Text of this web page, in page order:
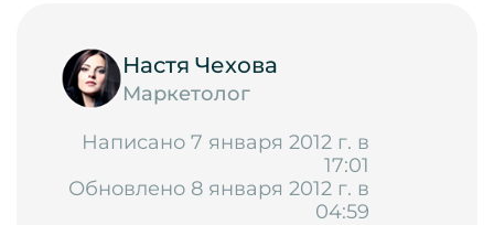
Настя Чехова
Маркетолог
Написано 7 января 2012 г. в
17:01
Обновлено 8 января 2012 г. в
04:59